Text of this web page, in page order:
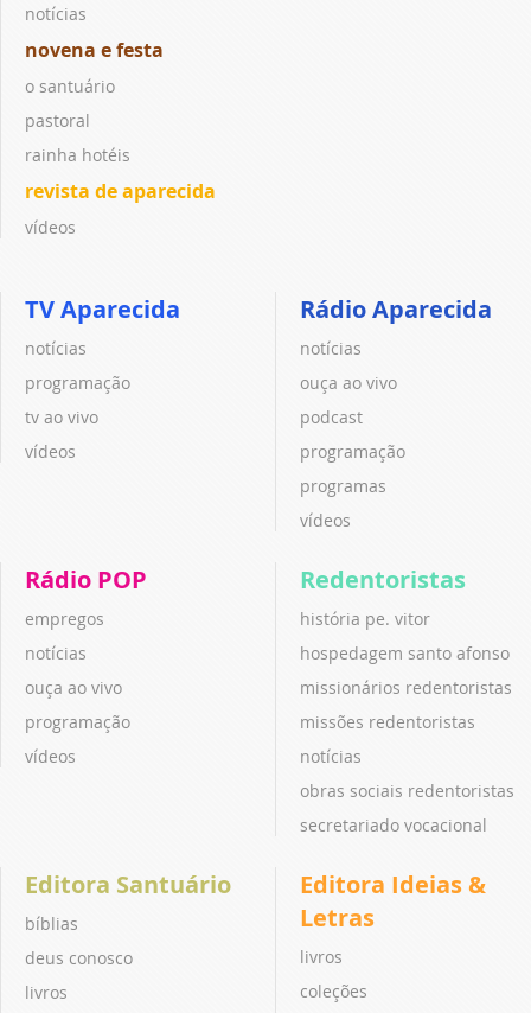
notícias
novena e festa
o santuário
pastoral
rainha hotéis
revista de aparecida
vídeos
TV Aparecida
notícias
programação
tv ao vivo
vídeos
Rádio Aparecida
notícias
ouça ao vivo
podcast
programação
programas
vídeos
Rádio POP
empregos
notícias
ouça ao vivo
programação
vídeos
Redentoristas
história pe. vitor
hospedagem santo afonso
missionários redentoristas
missões redentoristas
notícias
obras sociais redentoristas
secretariado vocacional
Editora Santuário
bíblias
deus conosco
livros
Editora Ideias &
Letras
livros
coleções